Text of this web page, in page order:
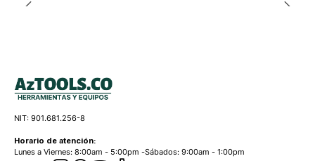
NIT: 901.681.256-8
Horario de atención:
Lunes a Viernes: 8:00am - 5:00pm -Sábados: 9:00am - 1:00pm